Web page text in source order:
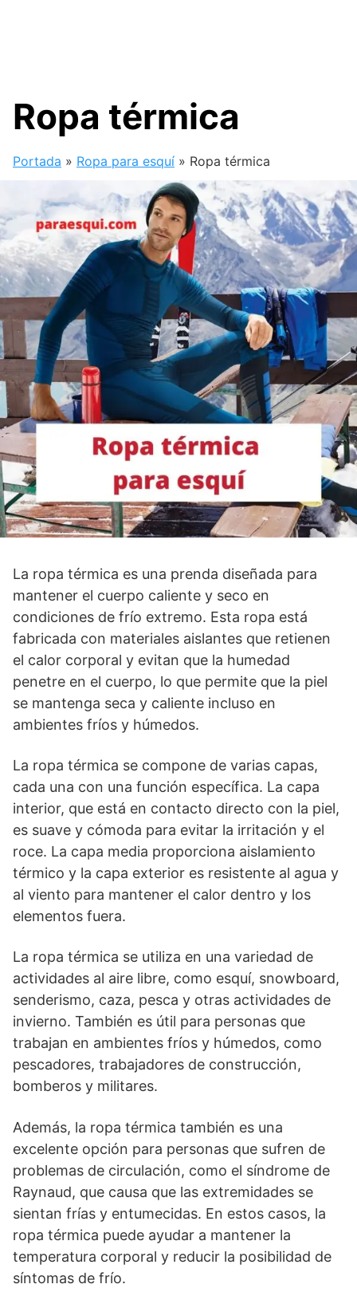
Ropa térmica
Portada » Ropa para esquí » Ropa térmica
La ropa térmica es una prenda diseñada para
mantener el cuerpo caliente y seco en
condiciones de frío extremo. Esta ropa está
fabricada con materiales aislantes que retienen
el calor corporal y evitan que la humedad
penetre en el cuerpo, lo que permite que la piel
se mantenga seca y caliente incluso en
ambientes fríos y húmedos.
La ropa térmica se compone de varias capas,
cada una con una función específica. La capa
interior, que está en contacto directo con la piel,
es suave y cómoda para evitar la irritación y el
roce. La capa media proporciona aislamiento
térmico y la capa exterior es resistente al agua y
al viento para mantener el calor dentro y los
elementos fuera.
La ropa térmica se utiliza en una variedad de
actividades al aire libre, como esquí, snowboard,
senderismo, caza, pesca y otras actividades de
invierno. También es útil para personas que
trabajan en ambientes fríos y húmedos, como
pescadores, trabajadores de construcción,
bomberos y militares.
Además, la ropa térmica también es una
excelente opción para personas que sufren de
problemas de circulación, como el síndrome de
Raynaud, que causa que las extremidades se
sientan frías y entumecidas. En estos casos, la
ropa térmica puede ayudar a mantener la
temperatura corporal y reducir la posibilidad de
síntomas de frío.